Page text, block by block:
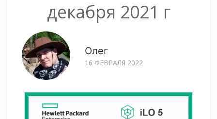
декабря 2021 г
Олег
16 ФЕВРАЛЯ 2022